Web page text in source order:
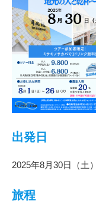
出発日
2025年8月30日（土）
旅程